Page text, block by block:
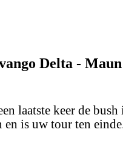
Delta - Maun
laatste keer de
en is uw tour ten